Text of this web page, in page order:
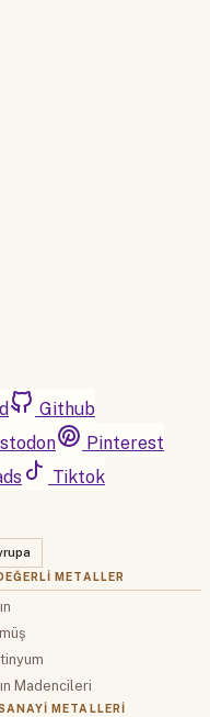
Github
Pinterest
Tiktok
METALLER
Madencileri
METALLERI